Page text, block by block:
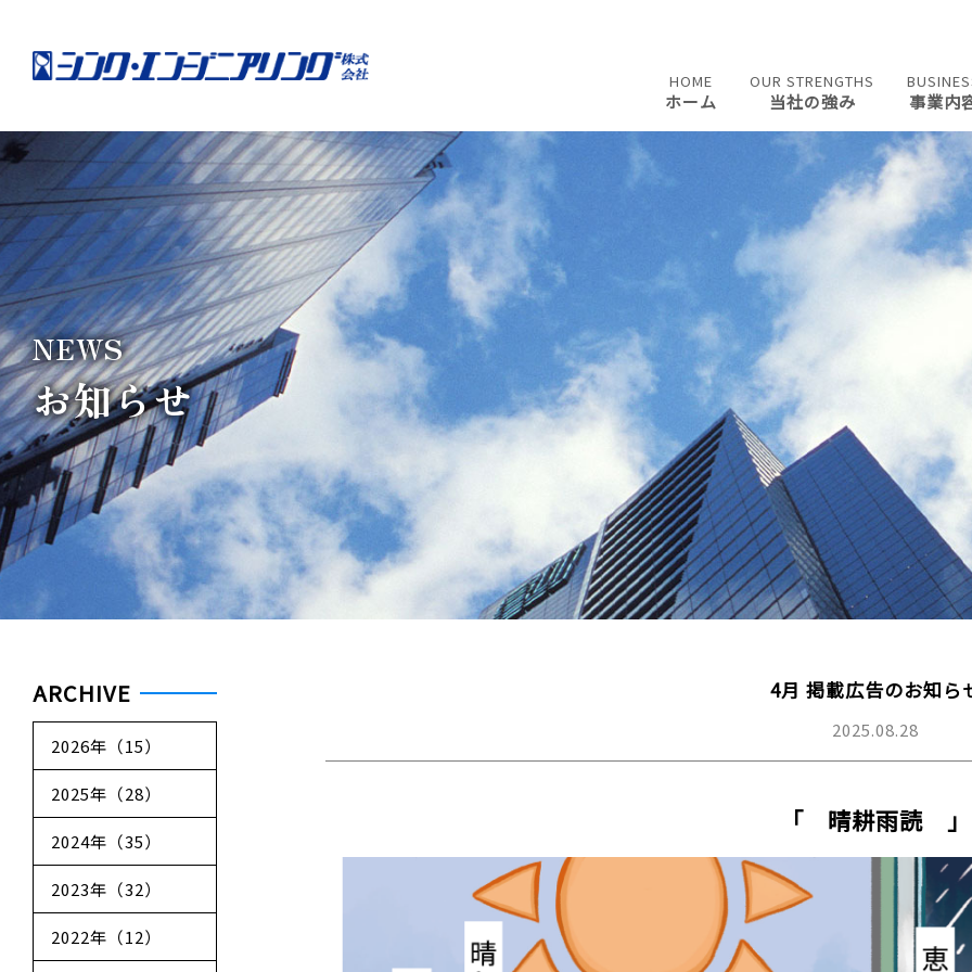
HOME
ホーム
OUR STRENGTHS
当社の強み 事業内
NEWS
お知らせ
4月 掲載広告のお知ら
2025.08.28
「 晴耕雨読 」
ARCHIVE
2026年（15）
2025年（28）
2024年（35）
2023年（32）
2022年（12）